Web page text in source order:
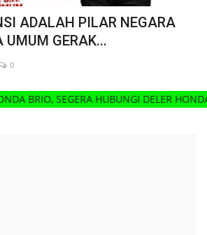
ADALAH PILAR NEGARA
UMUM GERAK...
0
HUBUNGI DELER HONDA MOBIL